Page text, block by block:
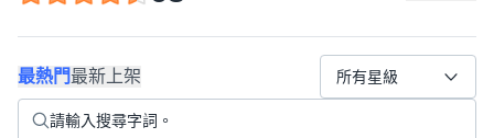
最熱門最新上架 所有星級